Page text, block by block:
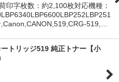
印字枚数：約2,100枚対応機種：
519,…
トリッジ519 純正トナー【小